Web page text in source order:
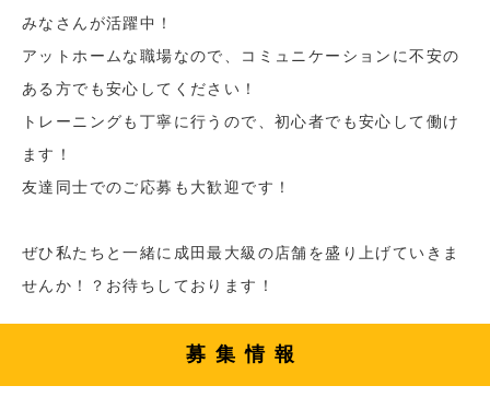
みなさんが活躍中！
アットホームな職場なので、コミュニケーションに不安の
ある方でも安心してください！
トレーニングも丁寧に行うので、初心者でも安心して働け
ます！
友達同士でのご応募も大歓迎です！
ぜひ私たちと一緒に成田最大級の店舗を盛り上げていきま
せんか！？お待ちしております！
募集情報